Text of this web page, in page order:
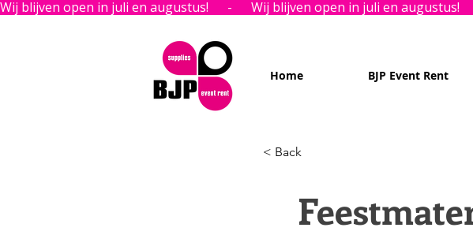
Wij blijven open in juli en augustus!      -
Home BJP Event Rent
< Back